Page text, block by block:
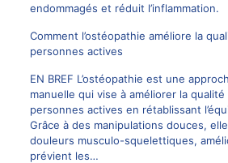
endommagés et réduit l’inflammation.
Comment l’ostéopathie améliore la
personnes actives
EN BREF L’ostéopathie est une
manuelle qui vise à améliorer la
personnes actives en rétablissant
Grâce à des manipulations douces,
douleurs musculo-squelettiques,
prévient les…